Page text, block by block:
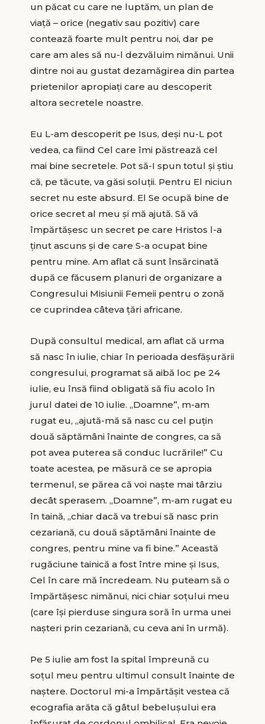
un păcat cu care ne luptăm, un plan de
viață – orice (negativ sau pozitiv) care
contează foarte mult pentru noi, dar pe
care am ales să nu-l dezvăluim nimănui. Unii
dintre noi au gustat dezamăgirea din partea
prietenilor apropiați care au descoperit
altora secretele noastre.
Eu L-am descoperit pe Isus, deși nu-L pot
vedea, ca fiind Cel care îmi păstrează cel
mai bine secretele. Pot să-I spun totul și știu
că, pe tăcute, va găsi soluții. Pentru El niciun
secret nu este absurd. El Se ocupă bine de
orice secret al meu și mă ajută. Să vă
împărtășesc un secret pe care Hristos l-a
ținut ascuns și de care S-a ocupat bine
pentru mine. Am aflat că sunt însărcinată
după ce făcusem planuri de organizare a
Congresului Misiunii Femeii pentru o zonă
ce cuprindea câteva țări africane.
După consultul medical, am aflat că urma
să nasc în iulie, chiar în perioada desfășurării
congresului, programat să aibă loc pe 24
iulie, eu însă fiind obligată să fiu acolo în
jurul datei de 10 iulie. „Doamne”, m-am
rugat eu, „ajută-mă să nasc cu cel puțin
două săptămâni înainte de congres, ca să
pot avea puterea să conduc lucrările!” Cu
toate acestea, pe măsură ce se apropia
termenul, se părea că voi naște mai târziu
decât sperasem. „Doamne”, m-am rugat eu
în taină, „chiar dacă va trebui să nasc prin
cezariană, cu două săptămâni înainte de
congres, pentru mine va fi bine.” Această
rugăciune tainică a fost între mine și Isus,
Cel în care mă încredeam. Nu puteam să o
împărtășesc nimănui, nici chiar soțului meu
(care își pierduse singura soră în urma unei
nașteri prin cezariană, cu ceva ani în urmă).
Pe 5 iulie am fost la spital împreună cu
soțul meu pentru ultimul consult înainte de
naștere. Doctorul mi-a împărtășit vestea că
ecografia arăta că gâtul bebelușului era